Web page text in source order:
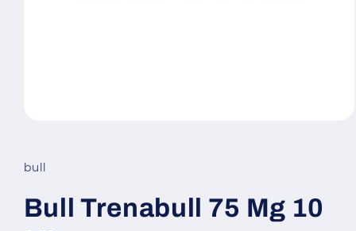
1
en
ventana
modal
bull
Bull Trenabull 75 Mg 10